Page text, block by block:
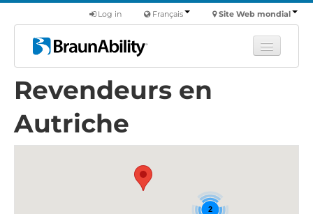
Site Web mondial
Français
Log in
Apprendre
Produits
Véhicules utilitaires
Trouver un revendeur
Revendeurs en
Autriche
2